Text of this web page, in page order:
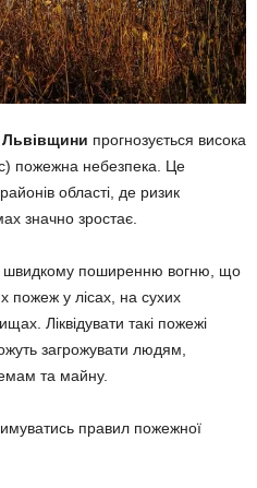
Львівщини прогнозується висока
пожежна небезпека. Це
області, де ризик
значно зростає.
швидкому поширенню вогню, що
пожеж у лісах, на сухих
Ліквідувати такі пожежі
загрожувати людям,
та майну.
правил пожежної